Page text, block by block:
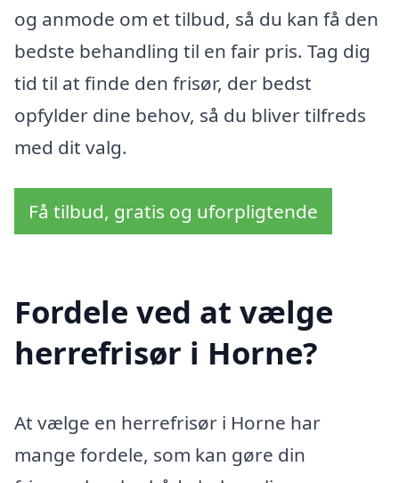
og anmode om et tilbud, så du kan få den
bedste behandling til en fair pris. Tag dig
tid til at finde den frisør, der bedst
opfylder dine behov, så du bliver tilfreds
med dit valg.
Få tilbud, gratis og uforpligtende
Fordele ved at vælge
herrefrisør i Horne?
At vælge en herrefrisør i Horne har
mange fordele, som kan gøre din